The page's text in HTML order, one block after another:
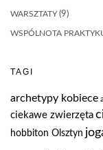
WARSZTATY(9)
WSPÓLNOTA
TAGI
archetypy kobiece
ciekawe zwierzęta
hobbiton Olsztyn